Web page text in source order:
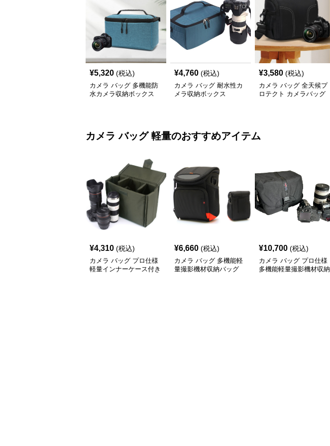
¥5,320 (税込)
カメラ バッグ 多機能防
水カメラ収納ボックス
¥4,760 (税込)
カメラ バッグ 耐水性カ
メラ収納ボックス
¥3,580 (税込)
カメラ バッグ 全天候プ
ロテクト カメラバッグ
カメラ バッグ 軽量のおすすめアイテム
¥4,310 (税込)
カメラ バッグ プロ仕様
軽量インナーケース付き
¥6,660 (税込)
カメラ バッグ 多機能軽
量撮影機材収納バッグ
¥10,700 (税込)
カメラ バッグ プロ仕様
多機能軽量撮影機材収納